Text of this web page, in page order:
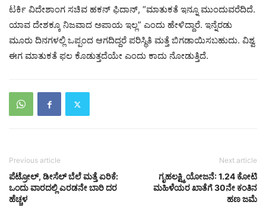
ಟರ್ಕಿ ವಿದೇಶಾಂಗ ಸಚಿವ ಹಕನ್ ಫಿದಾನ್, “ಮಾತುಕತೆ ಇನ್ನೂ ಮುಂದುವರೆದಿದೆ.
ಯಾವ ದೇಶಕ್ಕೂ ನಿಜವಾದ ಅಪಾಯ ಇಲ್ಲ” ಎಂದು ಹೇಳಿದ್ದಾರೆ. ಇನ್ನೆರಡು
ಮೂರು ದಿನಗಳಲ್ಲಿ ಒಪ್ಪಂದ ಆಗದಿದ್ದರೆ ಪರಿಸ್ಥಿತಿ ಮತ್ತೆ ಬಿಗಡಾಯಿಸಬಹುದು. ವಿಶ್ವ
ಈಗ ಮಾತುಕತೆ ಫಲ ಕೊಡುತ್ತದೆಯೇ ಎಂದು ಕಾದು ನೋಡುತ್ತಿದೆ.
Previous article
ಪೆಟ್ರೋಲ್, ಡೀಸೆಲ್ ಬೆಲೆ ಮತ್ತೆ ಏರಿಕೆ:
ಒಂದು ವಾರದಲ್ಲಿ ಎರಡನೇ ಬಾರಿ ದರ
ಹೆಚ್ಚಳ
Next article
ಗೃಹಲಕ್ಷ್ಮಿ ಯೋಜನೆ: 1.24 ಕೋಟಿ
ಮಹಿಳೆಯರ ಖಾತೆಗೆ 30ನೇ ಕಂತಿನ
ಹಣ ಜಮೆ